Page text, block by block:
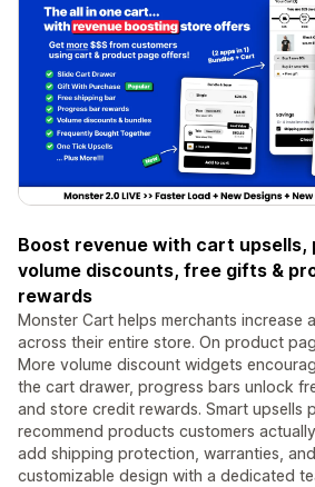
Boost revenue with cart upsells,
volume discounts, free gifts &
rewards
Monster Cart helps merchants increase
across their entire store. On product
More volume discount widgets
the cart drawer, progress bars unlock
and store credit rewards. Smart upsells
recommend products customers
add shipping protection, warranties,
customizable design with a dedicated